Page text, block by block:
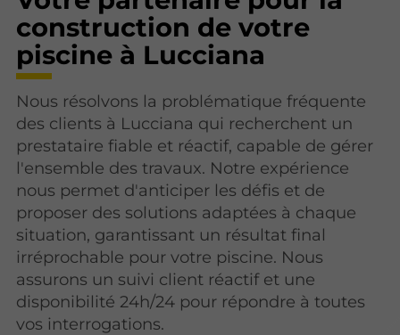
construction de votre
piscine à Lucciana
Nous résolvons la problématique fréquente
des clients à Lucciana qui recherchent un
prestataire fiable et réactif, capable de gérer
l'ensemble des travaux. Notre expérience
nous permet d'anticiper les défis et de
proposer des solutions adaptées à chaque
situation, garantissant un résultat final
irréprochable pour votre piscine. Nous
assurons un suivi client réactif et une
disponibilité 24h/24 pour répondre à toutes
vos interrogations.